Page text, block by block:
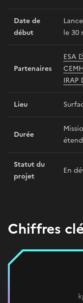
Date de
début
le 30
Partenaires
ESA
IRAP
Lieu
Durée
Statut du
projet
En
Chiffres